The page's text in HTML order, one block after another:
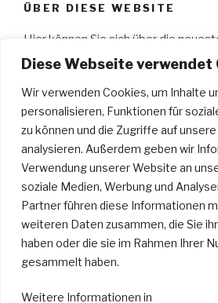
Diese Webseite verwendet
Wir verwenden Cookies, um Inhalte
personalisieren, Funktionen für
zu können und die Zugriffe auf
analysieren. Außerdem geben wir
Verwendung unserer Website an
soziale Medien, Werbung und
Partner führen diese Informationen
weiteren Daten zusammen, die Sie
haben oder die sie im Rahmen Ihrer
gesammelt haben.
Weitere Informationen in
ÜBER DIESE WEBSITE
Hier können Sie sich über die
informieren, wie z.B.: aktuelle
unterricht, Klavier­unterricht; Bilder
Schüler des „A Cappellas“
Wir wünschen Ihnen viel Spaß…
SUCHEN